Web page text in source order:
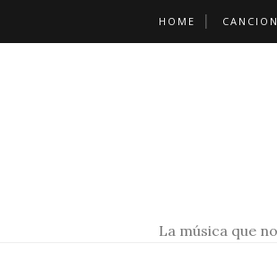
HOME
La música que